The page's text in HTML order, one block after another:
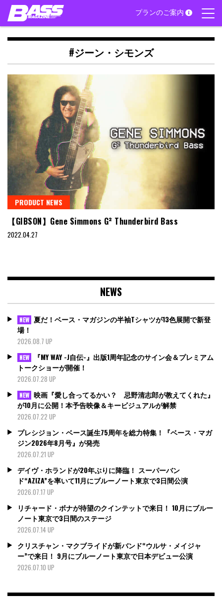
Skip
content
プランのご案内
#ジーン・シモンズ
PRODUCT NEWS
【GIBSON】Gene Simmons G² Thunderbird Bass
2022.04.27
NEWS
NEW 夏だ！ベース・マガジンの半袖Tシャツが13色展開で新登
場！
2026.08.7 UP
NEW
『MY WAY -J自伝-』出版1周年記念のサイン会＆プレミアム
トークショーが開催！
2026.07.28 UP
NEW 映画『愛し合ってるかい？ 忌野清志郎が教えてくれた』
が10月に公開！本予告映像＆キービジュアルが解禁
2026.07.22 UP
プレシジョン・ベース誕生75周年を総力特集！『ベース・マガ
ジン2026年8月号』が発売
2026.07.21 UP
デイヴ・ホランドが20年ぶりに降臨！ スーパーバン
ド“AZIZA”を率いて11月にブルーノート東京で3日間公演
2026.07.17 UP
リチャード・ボナが待望のクインテットで来日！ 10月にブルー
ノート東京で3日間のステージ
2026.07.14 UP
クリスチャン・マクブライドが新バンド“ウルサ・メイジャ
ー”で来日！ 9月にブルーノート東京で日本デビュー公演
2026.07.10 UP